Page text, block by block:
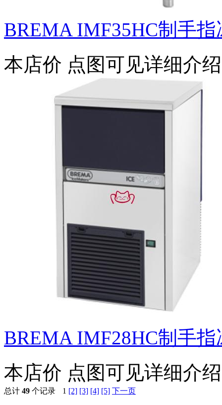
BREMA IMF35HC制手指
本店价 点图可见详细介绍
BREMA IMF28HC制手指
本店价 点图可见详细介绍
总计 49 个记录 1 [2] [3] [4] [5] 下一页